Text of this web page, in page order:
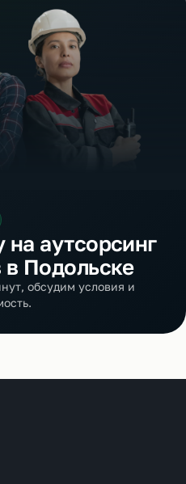
на аутсорсинг
Подольске
обсудим условия и